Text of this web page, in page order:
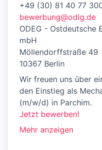
+49 (30) 81 40 77
bewerbung@odig.de
ODEG - Ostdeutsche
mbH
Möllendorffstraße 49
10367 Berlin
Wir freuen uns über
den Einstieg als
(m/w/d) in Parchim.
Jetzt bewerben!
Mehr anzeigen